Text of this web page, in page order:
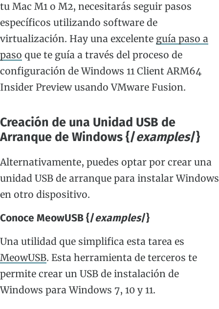
tu Mac M1 o M2, necesitarás seguir pasos
específicos utilizando software de
virtualización. Hay una excelente guía paso a
paso que te guía a través del proceso de
configuración de Windows 11 Client ARM64
Insider Preview usando VMware Fusion.
Creación de una Unidad USB de
Arranque de Windows {/examples/}
Alternativamente, puedes optar por crear una
unidad USB de arranque para instalar Windows
en otro dispositivo.
Conoce MeowUSB {/examples/}
Una utilidad que simplifica esta tarea es
MeowUSB. Esta herramienta de terceros te
permite crear un USB de instalación de
Windows para Windows 7, 10 y 11.